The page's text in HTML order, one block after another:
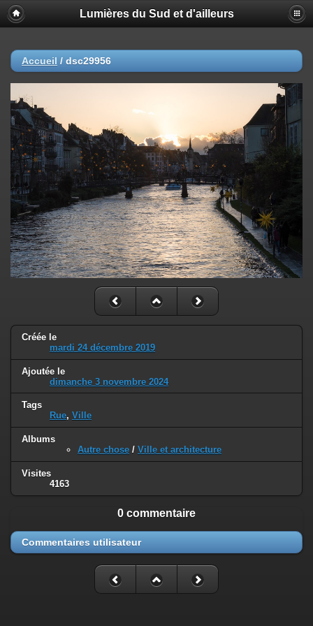
Lumières du Sud et d'ailleurs
Accueil / dsc29956
Créée le
mardi 24 décembre 2019
Ajoutée le
dimanche 3 novembre 2024
Tags
Rue, Ville
Albums
Autre chose / Ville et architecture
Visites
4163
0 commentaire
Commentaires utilisateur